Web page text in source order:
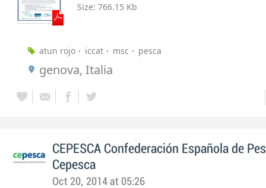
Size: 766.15 Kb
atun rojo iccat msc pesca
genova, Italia
CEPESCA Confederación Española de
Cepesca
Oct 20, 2014 at 05:26